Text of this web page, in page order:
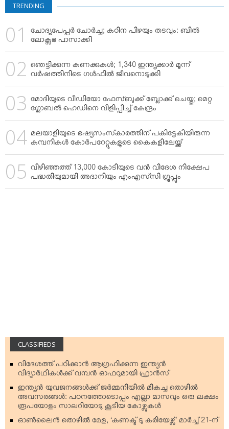
TRENDING
ചോദ്യപേപ്പര്‍ ചോര്‍ച്ച; കഠിന പിഴയും തടവും: ബില്‍
ലോക്സഭ പാസാക്കി
ഞെട്ടിക്കുന്ന കണക്കുകള്‍; 1,340 ഇന്ത്യക്കാര്‍ മൂന്ന്
വര്‍ഷത്തിനിടെ ഗള്‍ഫില്‍ ജീവനൊടുക്കി
മോദിയുടെ വീഡിയോ ഫേസ്ബുക്ക് ബ്ലോക്ക് ചെയ്തു; മെറ്റ
ഗ്ലോബല്‍ ഹെഡിനെ വിളിപ്പിച്ച് കേന്ദ്രം
മലയാളിയുടെ ഭഷ്യസംസ്‌കാരത്തിന് പകിട്ടേകിയിരുന്ന
കമ്പനികള്‍ കോര്‍പറേറ്റുകളുടെ കൈകളിലേയ്ക്ക്
വിഴിഞ്ഞത്ത് 13,000 കോടിയുടെ വന്‍ വിദേശ നിക്ഷേപ
പദ്ധതിയുമായി അദാനിയും എംഎസ്‌സി ഗ്രൂപ്പും
CLASSIFIEDS
വിദേശത്ത് പഠിക്കാന്‍ ആഗ്രഹിക്കുന്ന ഇന്ത്യന്‍
വിദ്യാര്‍ഥികള്‍ക്ക് വമ്പന്‍ ഓഫറുമായി ഫ്രാന്‍സ്
ഇന്ത്യന്‍ യുവജനങ്ങള്‍ക്ക് ജര്‍മ്മനിയില്‍ മികച്ച തൊഴില്‍
അവസരങ്ങള്‍: പഠനത്തോടൊപ്പം എല്ലാ മാസവും ഒരു ലക്ഷം
രൂപയോളം സാലറിയോടു കൂടിയ കോഴ്സുകള്‍
ഓണ്‍ലൈന്‍ തൊഴില്‍ മേള, ‘കണക്ട് ടു കരിയേഴ്സ്’ മാര്‍ച്ച് 21-ന്